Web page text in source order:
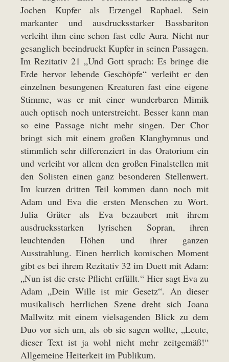
Jochen Kupfer als Erzengel Raphael. Sein
markanter und ausdrucksstarker Bassbariton
verleiht ihm eine schon fast edle Aura. Nicht nur
gesanglich beeindruckt Kupfer in seinen Passagen.
Im Rezitativ 21 „Und Gott sprach: Es bringe die
Erde hervor lebende Geschöpfe“ verleiht er den
einzelnen besungenen Kreaturen fast eine eigene
Stimme, was er mit einer wunderbaren Mimik
auch optisch noch unterstreicht. Besser kann man
so eine Passage nicht mehr singen. Der Chor
bringt sich mit einem großen Klanghymnus und
stimmlich sehr differenziert in das Oratorium ein
und verleiht vor allem den großen Finalstellen mit
den Solisten einen ganz besonderen Stellenwert.
Im kurzen dritten Teil kommen dann noch mit
Adam und Eva die ersten Menschen zu Wort.
Julia Grüter als Eva bezaubert mit ihrem
ausdrucksstarken lyrischen Sopran, ihren
leuchtenden Höhen und ihrer ganzen
Ausstrahlung. Einen herrlich komischen Moment
gibt es bei ihrem Rezitativ 32 im Duett mit Adam:
„Nun ist die erste Pflicht erfüllt.“ Hier sagt Eva zu
Adam „Dein Wille ist mir Gesetz“. An dieser
musikalisch herrlichen Szene dreht sich Joana
Mallwitz mit einem vielsagenden Blick zu dem
Duo vor sich um, als ob sie sagen wollte, „Leute,
dieser Text ist ja wohl nicht mehr zeitgemäß!“
Allgemeine Heiterkeit im Publikum.